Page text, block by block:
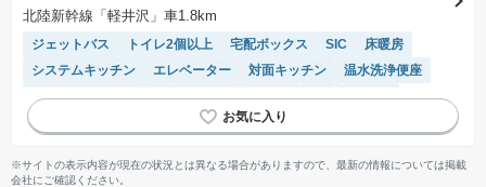
北陸新幹線「軽井沢」車1.8km
ジェットバス トイレ2個以上 宅配ボックス SIC
床暖房
システムキッチン
エレベーター 対面キッチン
温水洗浄便座
IHクッキングヒーター
駐車場(普通車)あり WIC
食洗機
陽当り良好
モニター付きインターホン
※サイトの表示内容が現在の状況とは異なる場合がありますので、最新の情報については掲載
会社にご確認ください。